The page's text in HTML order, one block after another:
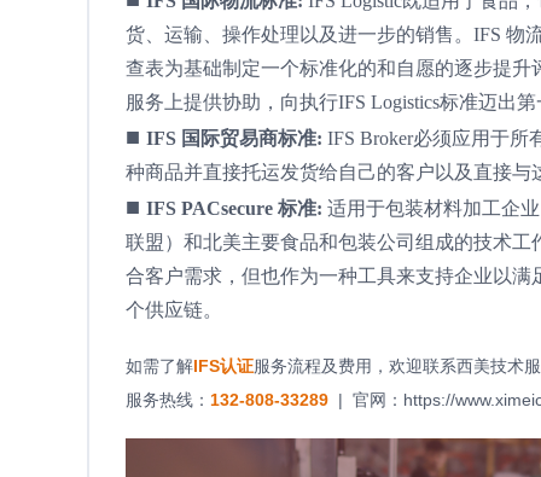
货、运输、操作处理以及进一步的销售。IFS 物
查表为基础制定一个标准化的和自愿的逐步提
服务上提供协助，向执行IFS Logistics标准迈出
■ IFS 国际贸易商标准: IFS Broker必须应用于所
种商品并直接托运发货给自己的客户以及直接
■ IFS PACsecure 标准: 适用于包装材料加工企
联盟）和北美主要食品和包装公司组成的技术
合客户需求，但也作为一种工具来支持企业以
个供应链。
如需了解IFS认证服务流程及费用，欢迎联系西美技术
服务热线： 132-808-33289 | 官网： https://